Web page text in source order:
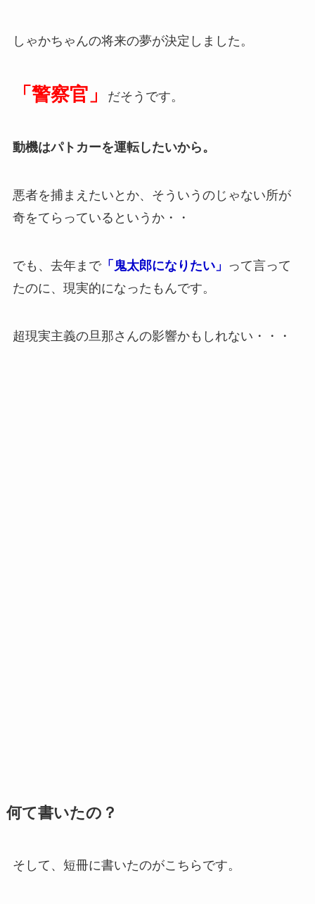
しゃかちゃんの将来の夢が決定しました。
「警察官」 だそうです。
動機はパトカーを運転したいから。
悪者を捕まえたいとか、そういうのじゃない所が
奇をてらっているというか・・
でも、去年まで「鬼太郎になりたい」 って言って
たのに、現実的になったもんです。
超現実主義の旦那さんの影響かもしれない・・・
何て書いたの？
そして、短冊に書いたのがこちらです。